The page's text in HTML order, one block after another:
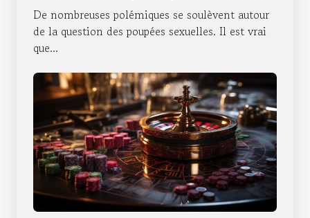
vie sexuelle ?
De nombreuses polémiques se soulèvent autour
de la question des poupées sexuelles. Il est vrai
que...